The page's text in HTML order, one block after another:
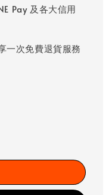
Pay 及各大信用
一次免費退貨服務